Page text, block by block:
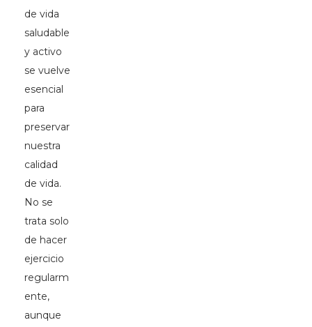
de vida
saludable
y activo
se vuelve
esencial
para
preservar
nuestra
calidad
de vida.
No se
trata solo
de hacer
ejercicio
regularm
ente,
aunque